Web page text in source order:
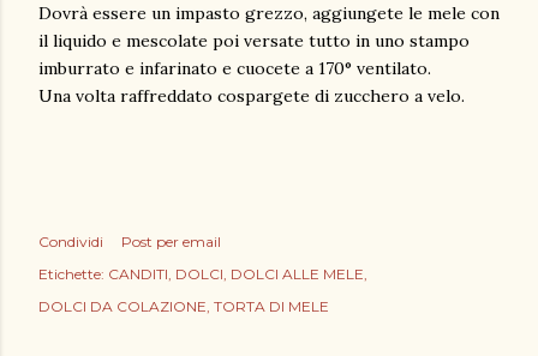
Dovrà essere un impasto grezzo, aggiungete le mele con
il liquido e mescolate poi versate tutto in uno stampo
imburrato e infarinato e cuocete a 170° ventilato.
Una volta raffreddato cospargete di zucchero a velo.
Condividi
Post per email
Etichette: CANDITI DOLCI DOLCI ALLE MELE
DOLCI DA COLAZIONE TORTA DI MELE